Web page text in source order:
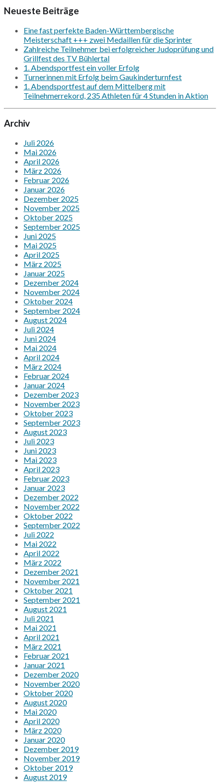
Neueste Beiträge
Eine fast perfekte Baden-Württembergische
Meisterschaft +++ zwei Medaillen für die Sprinter
Zahlreiche Teilnehmer bei erfolgreicher Judoprüfung und
Grillfest des TV Bühlertal
1. Abendsportfest ein voller Erfolg
Turnerinnen mit Erfolg beim Gaukinderturnfest
1. Abendsportfest auf dem Mittelberg mit
Teilnehmerrekord, 235 Athleten für 4 Stunden in Aktion
Archiv
Juli 2026
Mai 2026
April 2026
März 2026
Februar 2026
Januar 2026
Dezember 2025
November 2025
Oktober 2025
September 2025
Juni 2025
Mai 2025
April 2025
März 2025
Januar 2025
Dezember 2024
November 2024
Oktober 2024
September 2024
August 2024
Juli 2024
Juni 2024
Mai 2024
April 2024
März 2024
Februar 2024
Januar 2024
Dezember 2023
November 2023
Oktober 2023
September 2023
August 2023
Juli 2023
Juni 2023
Mai 2023
April 2023
Februar 2023
Januar 2023
Dezember 2022
November 2022
Oktober 2022
September 2022
Juli 2022
Mai 2022
April 2022
März 2022
Dezember 2021
November 2021
Oktober 2021
September 2021
August 2021
Juli 2021
Mai 2021
April 2021
März 2021
Februar 2021
Januar 2021
Dezember 2020
November 2020
Oktober 2020
August 2020
Mai 2020
April 2020
März 2020
Januar 2020
Dezember 2019
November 2019
Oktober 2019
August 2019